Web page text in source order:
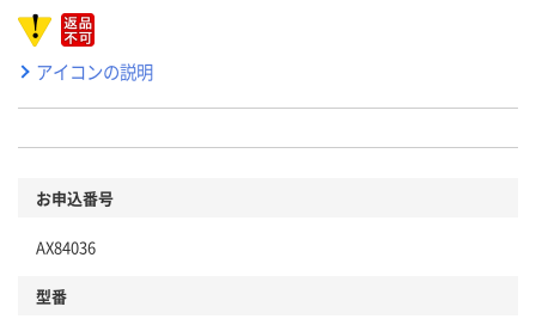
アイコンの説明
お申込番号
AX84036
型番